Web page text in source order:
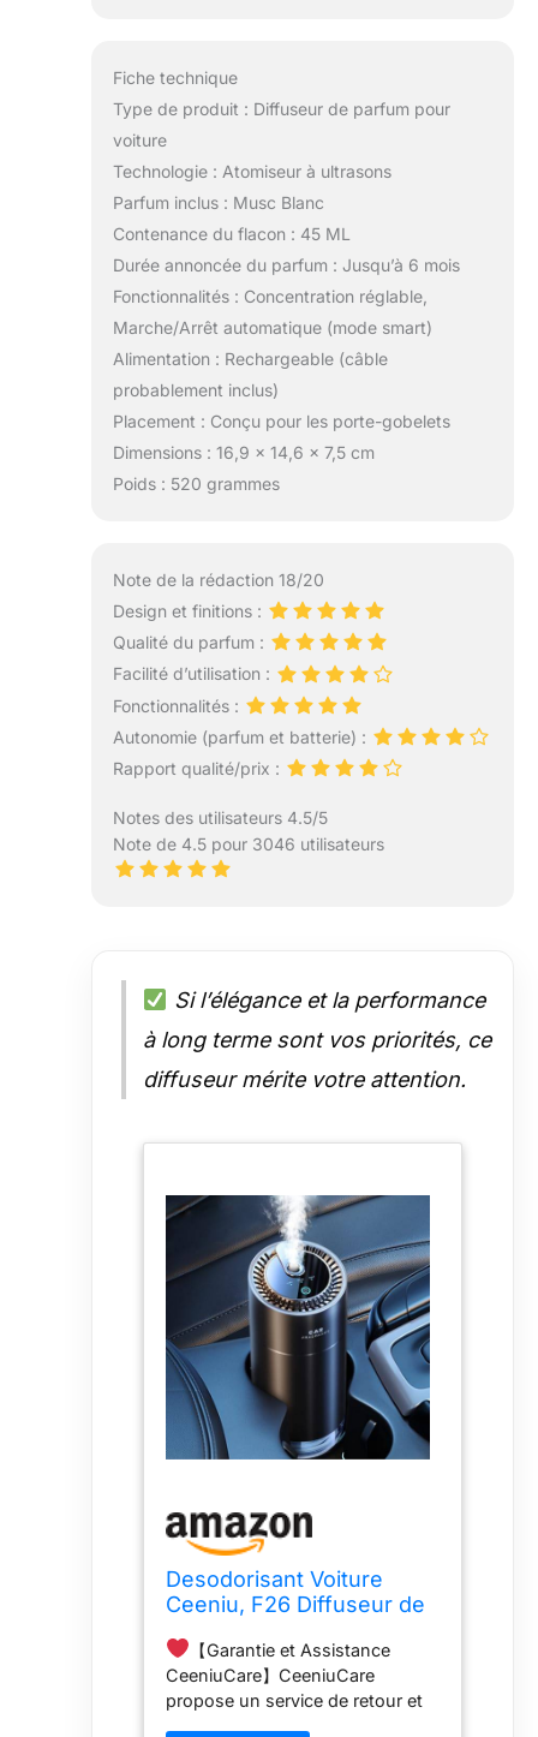
économie
durer de 40 à 45
chargée. Vous
pouvez l'emporter
partout où vous le
souhaitez. Le
diffuseur voiture
est conçu avec
charge double
Type-C et USB,
qui peuvent
simultanément.
Cadeau】Les
desodorisant
voiture Ceeniu ont
un corps en
alliage
d'aluminium tout-
en-un et une
surface de miroir
poli. Si vous
parfums, le
voiture Ceeniu est
votre meilleur
un désodorisant
parfum, un câble
de charge de
type-c et un guide
d'utilisation.
Fiche technique
Type de produit : Diffuseur de parfum pour
voiture
Technologie : Atomiseur à ultrasons
Parfum inclus : Musc Blanc
Contenance du flacon : 45 ML
Durée annoncée du parfum : Jusqu’à 6 mois
Fonctionnalités : Concentration réglable,
Marche/Arrêt automatique (mode smart)
Alimentation : Rechargeable (câble
probablement inclus)
Placement : Conçu pour les porte-gobelets
Dimensions : 16,9 x 14,6 x 7,5 cm
Poids : 520 grammes
Note de la rédaction 18/20
Design et finitions :
Qualité du parfum :
Facilité d’utilisation :
Fonctionnalités :
Autonomie (parfum et batterie) :
Rapport qualité/prix :
Notes des utilisateurs 4.5/5
Note de 4.5 pour 3046 utilisateurs
Si l’élégance et la performance
à long terme sont vos priorités, ce
diffuseur mérite votre attention.
Desodorisant Voiture
Ceeniu, F26 Diffuseur de
Ultrasons, Concentration
Réglable, Marche/Arrêt
Automatique, Parfum
Naturel 45 ML, Durée 6
【Garantie et Assistance
CeeniuCare】CeeniuCare
propose un service de retour et